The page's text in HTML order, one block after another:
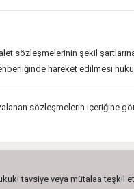
sözleşmelerinin şekil şartlarına
hareket edilmesi
sözleşmelerin içeriğine
tavsiye veya mütalaa teşkil